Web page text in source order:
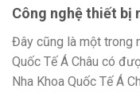
Công nghệ thiết bị
Đây cũng là một trong
Quốc Tế Á Châu có
Nha Khoa Quốc Tế Á